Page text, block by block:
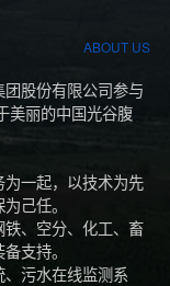
ABOUT US
股份有限公司参与
美丽的中国光谷腹
一起，以技术为先
己任。
、空分、化工、畜
支持。
污水在线监测系